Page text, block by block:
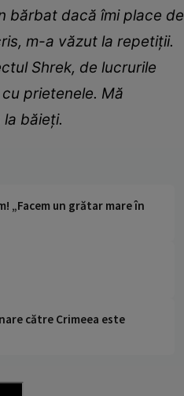
bărbat dacă îmi place de
m-a văzut la repetiții.
Shrek, de lucrurile
prietenele. Mă
băieți.
„Facem un grătar mare în
către Crimeea este